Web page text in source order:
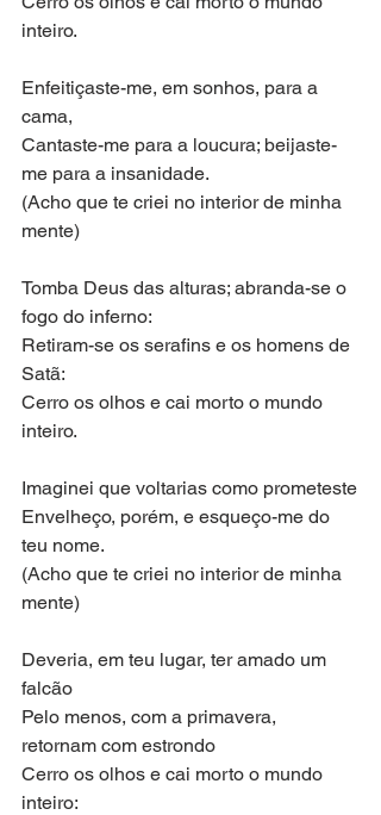
inteiro.
Enfeitiçaste-me, em sonhos, para a
cama,
Cantaste-me para a loucura; beijaste-
me para a insanidade.
(Acho que te criei no interior de minha
mente)
Tomba Deus das alturas; abranda-se o
fogo do inferno:
Retiram-se os serafins e os homens de
Satã:
Cerro os olhos e cai morto o mundo
inteiro.
Imaginei que voltarias como prometeste
Envelheço, porém, e esqueço-me do
teu nome.
(Acho que te criei no interior de minha
mente)
Deveria, em teu lugar, ter amado um
falcão
Pelo menos, com a primavera,
retornam com estrondo
Cerro os olhos e cai morto o mundo
inteiro: